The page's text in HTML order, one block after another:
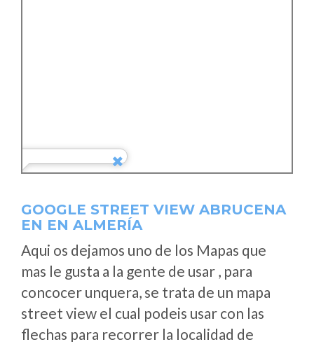
GOOGLE STREET VIEW ABRUCENA
EN EN ALMERÍA
Aqui os dejamos uno de los Mapas que
mas le gusta a la gente de usar , para
concocer unquera, se trata de un mapa
street view el cual podeis usar con las
flechas para recorrer la localidad de